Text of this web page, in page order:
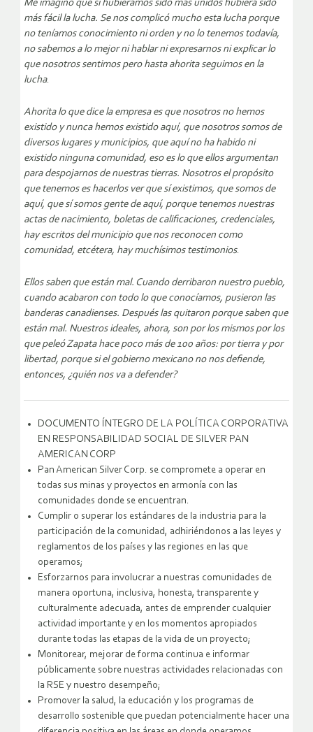
Me imagino que si hubiéramos sido más unidos hubiera sido
más fácil la lucha. Se nos complicó mucho esta lucha porque
no teníamos conocimiento ni orden y no lo tenemos todavía,
no sabemos a lo mejor ni hablar ni expresarnos ni explicar lo
que nosotros sentimos pero hasta ahorita seguimos en la
lucha.
Ahorita lo que dice la empresa es que nosotros no hemos
existido y nunca hemos existido aquí, que nosotros somos de
diversos lugares y municipios, que aquí no ha habido ni
existido ninguna comunidad, eso es lo que ellos argumentan
para despojarnos de nuestras tierras. Nosotros el propósito
que tenemos es hacerlos ver que sí existimos, que somos de
aquí, que sí somos gente de aquí, porque tenemos nuestras
actas de nacimiento, boletas de calificaciones, credenciales,
hay escritos del municipio que nos reconocen como
comunidad, etcétera, hay muchísimos testimonios.
Ellos saben que están mal. Cuando derribaron nuestro pueblo,
cuando acabaron con todo lo que conocíamos, pusieron las
banderas canadienses. Después las quitaron porque saben que
están mal. Nuestros ideales, ahora, son por los mismos por los
que peleó Zapata hace poco más de 100 años: por tierra y por
libertad, porque si el gobierno mexicano no nos defiende,
entonces, ¿quién nos va a defender?
DOCUMENTO ÍNTEGRO DE LA POLÍTICA CORPORATIVA
EN RESPONSABILIDAD SOCIAL DE SILVER PAN
AMERICAN CORP
Pan American Silver Corp. se compromete a operar en
todas sus minas y proyectos en armonía con las
comunidades donde se encuentran.
Cumplir o superar los estándares de la industria para la
participación de la comunidad, adhiriéndonos a las leyes y
reglamentos de los países y las regiones en las que
operamos;
Esforzarnos para involucrar a nuestras comunidades de
manera oportuna, inclusiva, honesta, transparente y
culturalmente adecuada, antes de emprender cualquier
actividad importante y en los momentos apropiados
durante todas las etapas de la vida de un proyecto;
Monitorear, mejorar de forma continua e informar
públicamente sobre nuestras actividades relacionadas con
la RSE y nuestro desempeño;
Promover la salud, la educación y los programas de
desarrollo sostenible que puedan potencialmente hacer una